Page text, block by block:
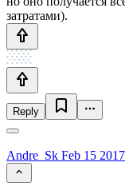
затратами).
Reply
Andre_Sk Feb 15